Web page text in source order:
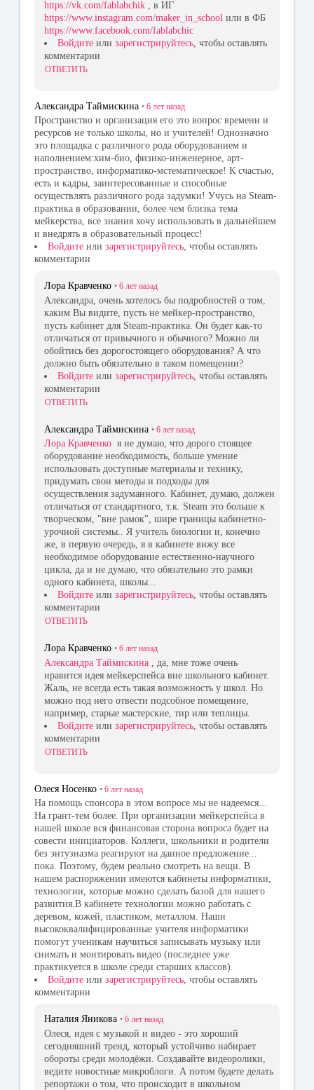
https://vk.com/fablabchik , в ИГ
https://www.instagram.com/maker_in_school или в ФБ
https://www.facebook.com/fablabchic
Войдите или зарегистрируйтесь , чтобы оставлять
комментарии
ОТВЕТИТЬ
Александра Таймискина • 6 лет назад
Пространство и организация его это вопрос времени и
ресурсов не только школы, но и учителей! Однозначно
это площадка с различного рода оборудованием и
наполнением:хим-био, физико-инженерное, арт-
пространство, информатико-мстематическое! К счастью,
есть и кадры, заинтересованные и способные
осуществлять различного рода задумки! Учусь на Steam-
практика в образовании, более чем близка тема
мейкерства, все знания хочу использовать в дальнейшем
и внедрять в образовательный процесс!
Войдите или зарегистрируйтесь, чтобы оставлять
комментарии
Лора Кравченко • 6 лет назад
Александра, очень хотелось бы подробностей о том,
каким Вы видите, пусть не мейкер-пространство,
пусть кабинет для Steam-практика. Он будет как-то
отличаться от привычного и обычного? Можно ли
обойтись без дорогостоящего оборудования? А что
должно быть обязательно в таком помещении?
Войдите или зарегистрируйтесь , чтобы оставлять
комментарии
ОТВЕТИТЬ
Александра Таймискина • 6 лет назад
Лора Кравченко я не думаю, что дорого стоящее
оборудование необходимость, больше умение
использовать доступные материалы и технику,
придумать свои методы и подходы для
осуществления задуманного. Кабинет, думаю, должен
отличаться от стандартного, т.к. Steam это больше к
творческом, "вне рамок", шире границы кабинетно-
урочной системы.. Я учитель биологии и, конечно
же, в первую очередь, я в кабинете вижу все
необходимое оборудование естественно-научного
цикла, да и не думаю, что обязательно это рамки
одного кабинета, школы...
Войдите или зарегистрируйтесь, чтобы оставлять
комментарии
ОТВЕТИТЬ
Лора Кравченко • 6 лет назад
Александра Таймискина
, да, мне тоже очень
нравится идея мейкерспейса вне школьного кабинет.
Жаль, не всегда есть такая возможность у школ. Но
можно под него отвести подсобное помещение,
например, старые мастерские, тир или теплицы.
Войдите или зарегистрируйтесь , чтобы оставлять
комментарии
ОТВЕТИТЬ
Олеся Носенко • 6 лет назад
На помощь спонсора в этом вопросе мы не надеемся...
На грант-тем более. При организации мейкерспейса в
нашей школе вся финансовая сторона вопроса будет на
совести инициаторов. Коллеги, школьники и родители
без энтузиазма реагируют на данное предложение...
пока. Поэтому, будем реально смотреть на вещи. В
нашем распоряжении имеются кабинеты информатики,
технологии, которые можно сделать базой для нашего
развития.В кабинете технологии можно работать с
деревом, кожей, пластиком, металлом. Наши
высококвалифицированные учителя информатики
помогут ученикам научиться записывать музыку или
снимать и монтировать видео (последнее уже
практикуется в школе среди старших классов).
Войдите или зарегистрируйтесь, чтобы оставлять
комментарии
Наталия Яникова • 6 лет назад
Олеся, идея с музыкой и видео - это хороший
сегодняшний тренд, который устойчиво набирает
обороты среди молодёжи. Создавайте видеоролики,
ведите новостные микроблоги. А потом будете делать
репортажи о том, что происходит в школьном